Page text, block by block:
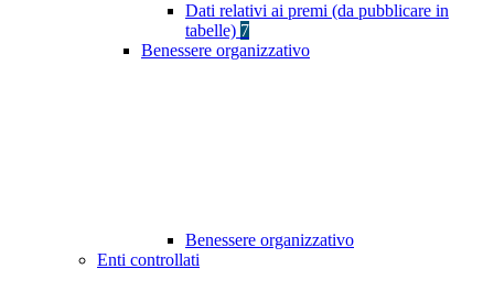
Dati relativi ai premi (da pubblicare in
tabelle) 7
Benessere organizzativo
Benessere organizzativo
Enti controllati